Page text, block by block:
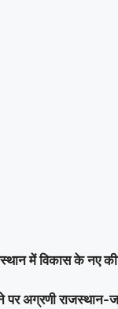
में विकास के नए
अग्रणी राजस्थान-